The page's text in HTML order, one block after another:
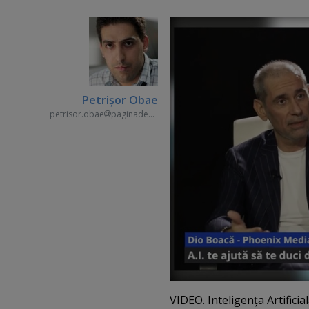
Petrişor Obae
petrisor.obae paginademedia.ro
VIDEO. Inteligenţa